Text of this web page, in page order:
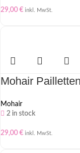
29,00 € inkl. MwSt.
Mohair
Mohair
2 in stock
29,00 € inkl. MwSt.